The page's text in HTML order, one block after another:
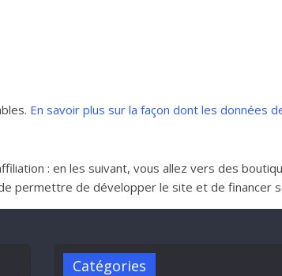
En savoir plus sur la façon dont les données
: en les suivant, vous allez vers des
permettre de développer le site et de financer
Catégories